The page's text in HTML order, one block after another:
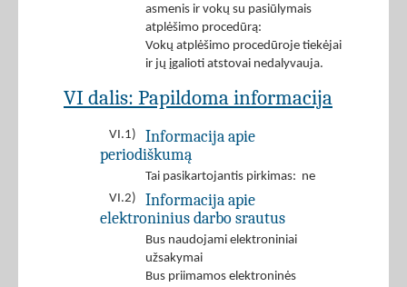
asmenis ir vokų su pasiūlymais
atplėšimo procedūrą:
Vokų atplėšimo procedūroje tiekėjai
ir jų įgalioti atstovai nedalyvauja.
VI dalis: Papildoma informacija
VI.1)
Informacija apie
periodiškumą
Tai pasikartojantis pirkimas: ne
VI.2)
Informacija apie
elektroninius darbo srautus
Bus naudojami elektroniniai
užsakymai
Bus priimamos elektroninės